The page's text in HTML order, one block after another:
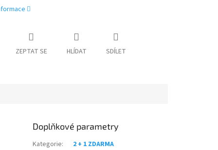
ZEPTAT SE HLÍDAT SDÍLET
Doplňkové parametry
Kategorie:
2 + 1 ZDARMA